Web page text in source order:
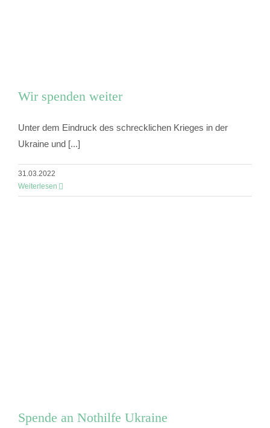
Wir spenden weiter
Unter dem Eindruck des schrecklichen Krieges in der
Ukraine und [...]
31.03.2022
Weiterlesen
Spende an Nothilfe Ukraine